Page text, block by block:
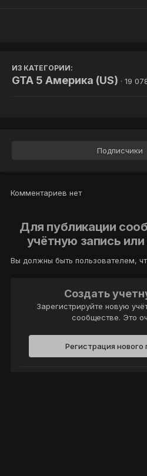
ИЗ КАТЕГОРИИ:
GTA 5 Америка (US) · 19
Подписчики
Комментариев нет
Для публикации
учётную запись
Вы должны быть пользователем,
Создать
Зарегистрируйте новую
сообществе. Это
Регистрация нового